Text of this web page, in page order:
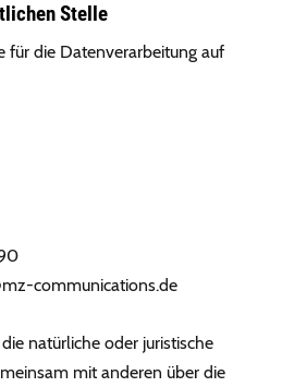
Stelle
für die Datenverarbeitung auf
ed.snoitacinummoc-zm
natürliche oder juristische
mit anderen über die